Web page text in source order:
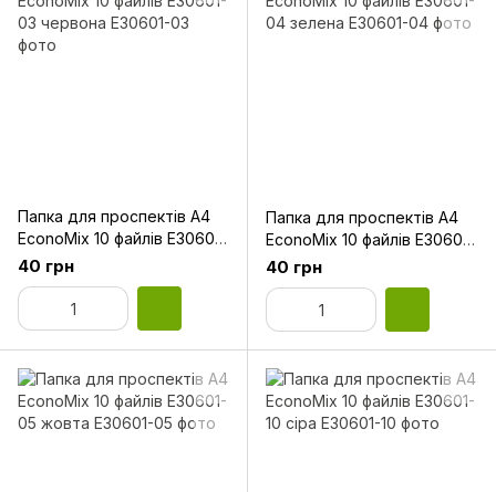
Папка для проспектів А4
EconoMix 10 файлів Е30601-
03 червона
40 грн
Папка для проспектів А4
EconoMix 10 файлів Е30601-
04 зелена
40 грн